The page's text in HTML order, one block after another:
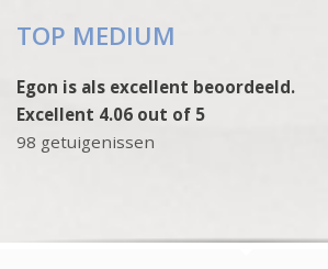
TOP MEDIUM
Egon is als excellent beoordeeld.
Excellent 4.06 out of 5
98 getuigenissen